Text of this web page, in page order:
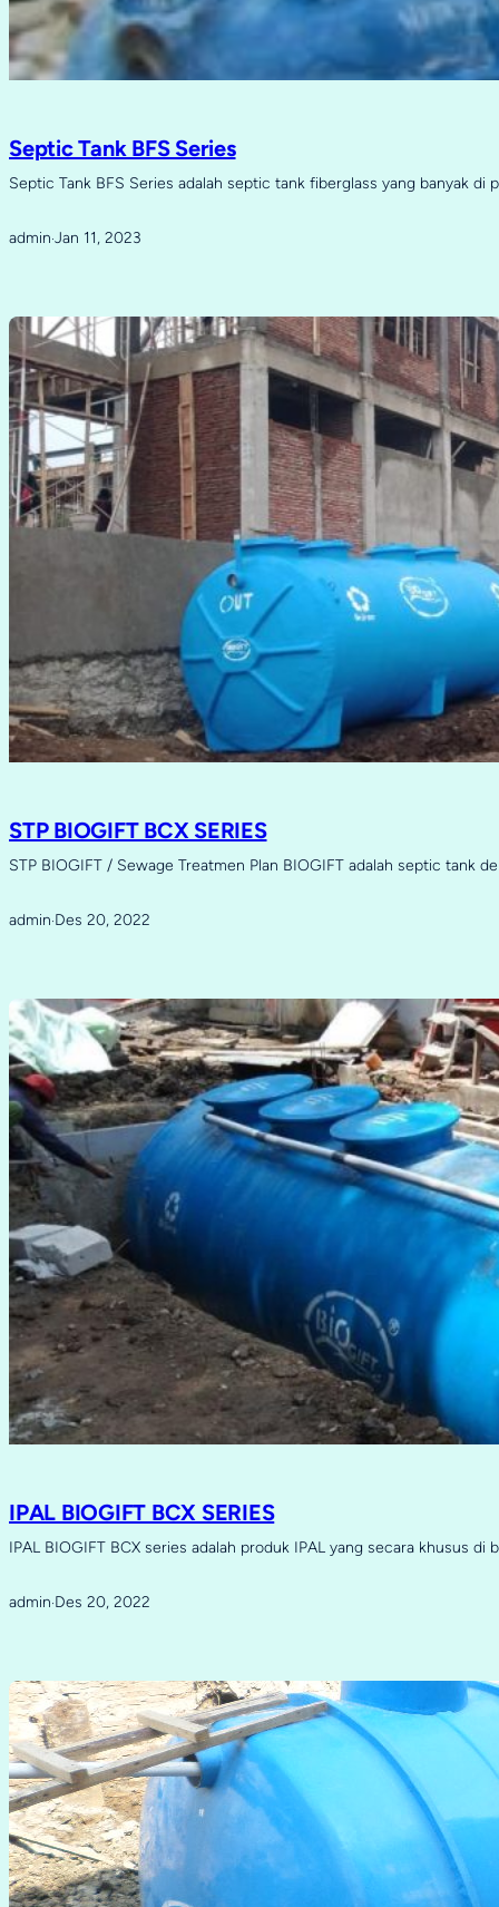
Septic Tank BFS Series
Septic Tank BFS Series adalah septic tank fiberglass yang banyak di
admin·Jan 11, 2023
STP BIOGIFT BCX SERIES
STP BIOGIFT / Sewage Treatmen Plan BIOGIFT adalah septic tank
admin·Des 20, 2022
IPAL BIOGIFT BCX SERIES
IPAL BIOGIFT BCX series adalah produk IPAL yang secara khusus di
admin·Des 20, 2022